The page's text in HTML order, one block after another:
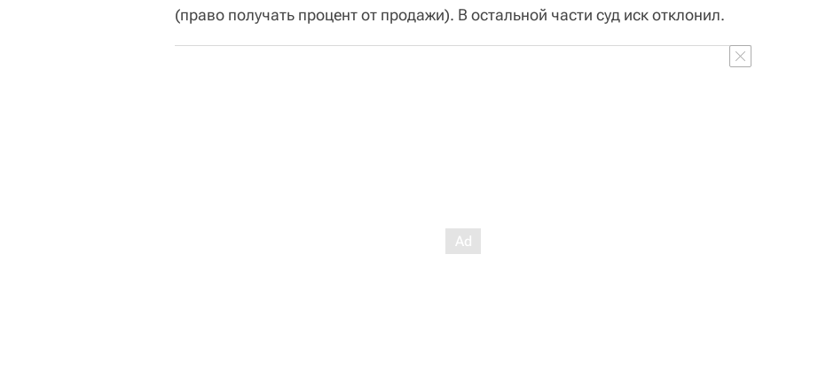
(право получать процент от продажи). В остальной части суд иск отклонил.